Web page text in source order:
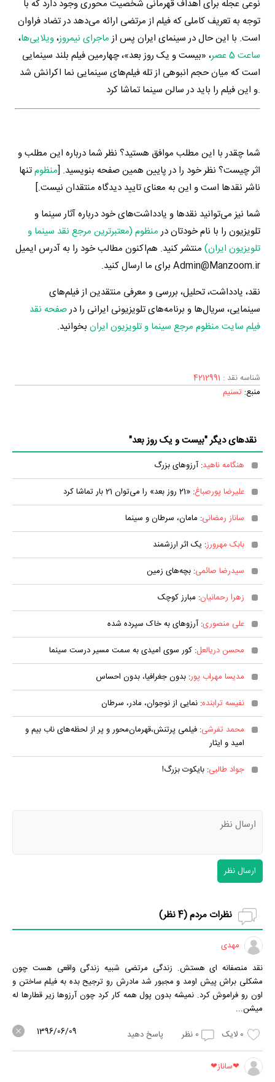
نوعی عجله برای اهداف قهرمانی شخصیت محوری وجود دارد که با
توجه به تعریف کاملی که فیلم از مرتضی ارائه می‌دهد در تضاد فراوان
است. با این حال در سینمای ایران پس ازماجرای نیمروز،ویلایی‌ها،
ساعت 5 عصر
، «بیست و یک روز بعد»، چهارمین فیلم بلند سینمایی
است که میان حجم انبوهی از تله فیلم‌های سینمایی نما اکرانش شد
و این فیلم را باید در سالن سینما تماشا کرد.
شما چقدر با این مطلب موافق هستید؟ نظر شما درباره این مطلب و
اثر چیست؟ نظر خود را در پایین همین صفحه بنویسید. [منظومتنها
ناشر نقدها است و این به معنای تایید دیدگاه منتقدان نیست.]
شما نیز می‌توانید نقدها و یادداشت‌های خود درباره آثار سینما و
تلویزیون را با نام خودتان درمنظوم (معتبرترین مرجع نقد سینما و
تلویزیون ایران) منتشر کنید. هم‌اکنون مطالب خود را به آدرس ایمیل
Admin@Manzoom.ir برای ما ارسال کنید.
نقد، یادداشت، تحلیل، بررسی و معرفی منتقدین از فیلم‌های
سینمایی، سریال‌ها و برنامه‌های تلویزیونی ایرانی را درصفحه نقد
فیلم سایت منظوم مرجع سینما و تلویزیون ایران بخوانید.
شناسه نقد : 4212991
منبع: تسنیم
نقدهای دیگر "بیست و یک روز بعد"
هنگامه ناهید: آرزوهای بزرگ
علیرضا پورصباغ: «21 روز بعد» را می‌توان 21 بار تماشا کرد
ساناز رمضانی: مامان، سرطان و سینما
بابک مهرورز: یک اثر ارزشمند
سیدرضا صائمی: بچه‌های زمین
زهرا رحمانیان: مبارز کوچک
علی منصوری: آرزوهای به خاک سپرده شده
محسن دریالعل: کور سوی امیدی به سمت مسیر درست سینما
مدیسا مهراب پور: بدون جغرافیا، بدون احساس
نفیسه ترابنده: نمایی از نوجوان، مادر، سرطان
محمد تفرشی: فیلمی پرتنش،قهرمان‌محور و پر از لحظه‌های ناب بیم و
امید و ایثار
جواد طالبی: بایکوت بزرگ!
ارسال نظر
نظرات مردم (4نظر)
مهدی
نقد منصفانه ای هستش. زندگی مرتضی شبیه زندگی واقعی هست چون
مشکلی براش پیش اومد و مجبور شد مادرش رو ترجیح بده به فیلم ساختن و
اون رو فراموش کرد. نمیشه بدون پول همه کار کرد چون آرزوها زیر قطارها له
میشن...
0 لایک 0 نظر پاسخ دهید 1396/06/09
❤ساناز❤